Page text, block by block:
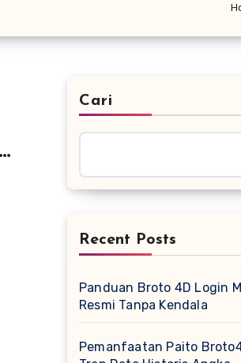
Cari
Recent Posts
Panduan Broto 4D Login
Resmi Tanpa Kendala
Pemanfaatan Paito